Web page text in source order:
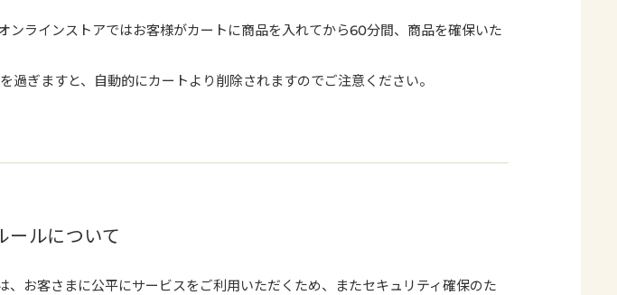
ンラインストアではお客様がカートに商品を入れてから60分間、商品を確保いた
過ぎますと、自動的にカートより削除されますのでご注意ください。
ールについて
、お客さまに公平にサービスをご利用いただくため、またセキュリティ確保のた